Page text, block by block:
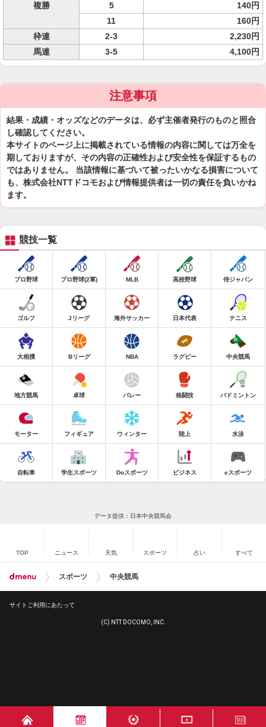
複勝
5
140円
11
160円
枠連
2-3
2,230円
馬連
3-5 4,100円
注意事項
結果・成績・オッズなどのデータは、必ず主催者発行のものと照合
し確認してください。
本サイトのページ上に掲載されている情報の内容に関しては万全を
期しておりますが、その内容の正確性および安全性を保証するもの
ではありません。 当該情報に基づいて被ったいかなる損害について
も、株式会社NTTドコモおよび情報提供者は一切の責任を負いかね
ます。
競技一覧
プロ野球 プロ野球(2軍) MLB 高校野球 侍ジャパン
ゴルフ Jリーグ 海外サッカー 日本代表 テニス
大相撲 Bリーグ NBA ラグビー 中央競馬
地方競馬 卓球 バレー 格闘技 バドミントン
モーター フィギュア ウィンター 陸上 水泳
自転車 学生スポーツ Doスポーツ ビジネス eスポーツ
データ提供：日本中央競馬会
TOP ニュース 天気 スポーツ 占い すべて
スポーツ 中央競馬
サイトご利用にあたって
(C) NTT DOCOMO, INC.